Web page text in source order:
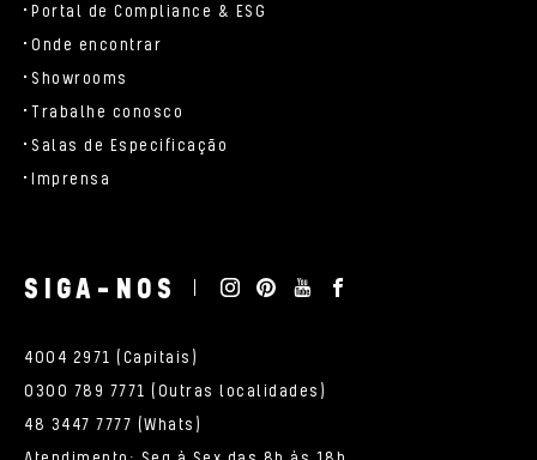
Portal de Compliance & ESG
Onde encontrar
Showrooms
Trabalhe conosco
Salas de Especificação
Imprensa
SIGA-NOS
4004 2971 (Capitais)
0300 789 7771 (Outras localidades)
48 3447 7777 (Whats)